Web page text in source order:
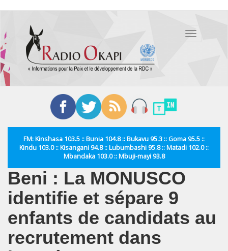
contenu
principal
Toggle
FM: Kinshasa 103.5 :: Bunia 104.8 :: Bukavu 95.3 :: Goma 95.5 ::
Kindu 103.0 :: Kisangani 94.8 :: Lubumbashi 95.8 :: Matadi 102.0 ::
Mbandaka 103.0 :: Mbuji-mayi 93.8
Beni : La MONUSCO
identifie et sépare 9
enfants de candidats au
recrutement dans